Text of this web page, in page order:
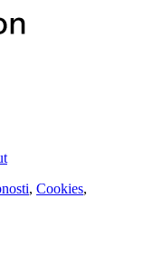
, Cookies,